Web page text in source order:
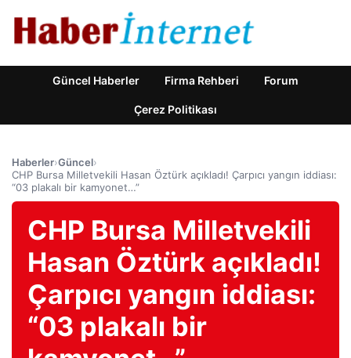
Güncel Haberler Firma Rehberi Forum
Çerez Politikası
Haberler›Güncel›
CHP Bursa Milletvekili Hasan Öztürk açıkladı! Çarpıcı yangın iddiası:
“03 plakalı bir kamyonet…”
CHP Bursa Milletvekili
Hasan Öztürk açıkladı!
Çarpıcı yangın iddiası:
“03 plakalı bir